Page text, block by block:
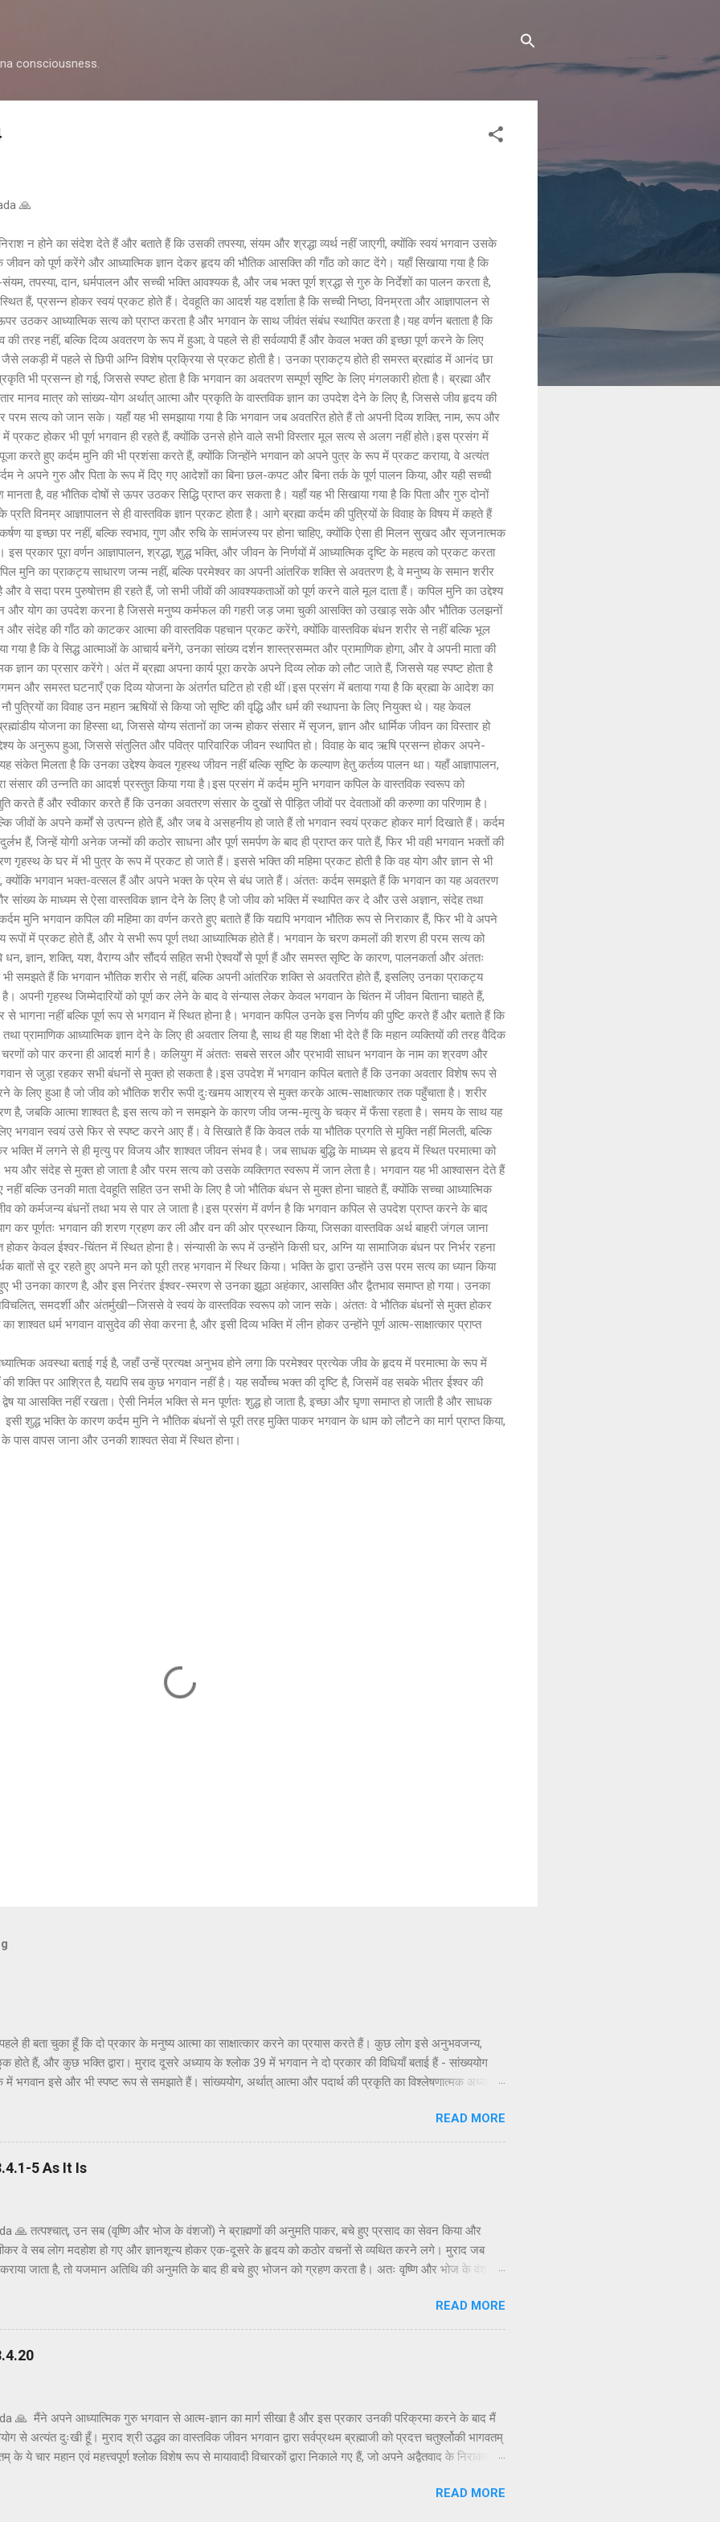
consciousness.
🙏
न होने का संदेश देते हैं और बताते हैं कि उसकी तपस्या, संयम और श्रद्धा व्यर्थ नहीं जाएगी, क्योंकि स्वयं भगवान उसके
को पूर्ण करेंगे और आध्यात्मिक ज्ञान देकर हृदय की भौतिक आसक्ति की गाँठ को काट देंगे। यहाँ सिखाया गया है कि
तपस्या, दान, धर्मपालन और सच्ची भक्ति आवश्यक है, और जब भक्त पूर्ण श्रद्धा से गुरु के निर्देशों का पालन करता है,
हैं, प्रसन्न होकर स्वयं प्रकट होते हैं। देवहूति का आदर्श यह दर्शाता है कि सच्ची निष्ठा, विनम्रता और आज्ञापालन से
उठकर आध्यात्मिक सत्य को प्राप्त करता है और भगवान के साथ जीवंत संबंध स्थापित करता है।यह वर्णन बताता है कि
की तरह नहीं, बल्कि दिव्य अवतरण के रूप में हुआ; वे पहले से ही सर्वव्यापी हैं और केवल भक्त की इच्छा पूर्ण करने के लिए
लकड़ी में पहले से छिपी अग्नि विशेष प्रक्रिया से प्रकट होती है। उनका प्राकट्य होते ही समस्त ब्रह्मांड में आनंद छा
भी प्रसन्न हो गई, जिससे स्पष्ट होता है कि भगवान का अवतरण सम्पूर्ण सृष्टि के लिए मंगलकारी होता है। ब्रह्मा और
मानव मात्र को सांख्य-योग अर्थात् आत्मा और प्रकृति के वास्तविक ज्ञान का उपदेश देने के लिए है, जिससे जीव हृदय की
सत्य को जान सके। यहाँ यह भी समझाया गया है कि भगवान जब अवतरित होते हैं तो अपनी दिव्य शक्ति, नाम, रूप और
प्रकट होकर भी पूर्ण भगवान ही रहते हैं, क्योंकि उनसे होने वाले सभी विस्तार मूल सत्य से अलग नहीं होते।इस प्रसंग में
करते हुए कर्दम मुनि की भी प्रशंसा करते हैं, क्योंकि जिन्होंने भगवान को अपने पुत्र के रूप में प्रकट कराया, वे अत्यंत
ने अपने गुरु और पिता के रूप में दिए गए आदेशों का बिना छल-कपट और बिना तर्क के पूर्ण पालन किया, और यही सच्ची
है, वह भौतिक दोषों से ऊपर उठकर सिद्धि प्राप्त कर सकता है। यहाँ यह भी सिखाया गया है कि पिता और गुरु दोनों
विनम्र आज्ञापालन से ही वास्तविक ज्ञान प्रकट होता है। आगे ब्रह्मा कर्दम की पुत्रियों के विवाह के विषय में कहते हैं
या इच्छा पर नहीं, बल्कि स्वभाव, गुण और रुचि के सामंजस्य पर होना चाहिए, क्योंकि ऐसा ही मिलन सुखद और सृजनात्मक
इस प्रकार पूरा वर्णन आज्ञापालन, श्रद्धा, शुद्ध भक्ति, और जीवन के निर्णयों में आध्यात्मिक दृष्टि के महत्व को प्रकट करता
मुनि का प्राकट्य साधारण जन्म नहीं, बल्कि परमेश्वर का अपनी आंतरिक शक्ति से अवतरण है; वे मनुष्य के समान शरीर
और वे सदा परम पुरुषोत्तम ही रहते हैं, जो सभी जीवों की आवश्यकताओं को पूर्ण करने वाले मूल दाता हैं। कपिल मुनि का उद्देश्य
और योग का उपदेश करना है जिससे मनुष्य कर्मफल की गहरी जड़ जमा चुकी आसक्ति को उखाड़ सके और भौतिक उलझनों
और संदेह की गाँठ को काटकर आत्मा की वास्तविक पहचान प्रकट करेंगे, क्योंकि वास्तविक बंधन शरीर से नहीं बल्कि भूल
है कि वे सिद्ध आत्माओं के आचार्य बनेंगे, उनका सांख्य दर्शन शास्त्रसम्मत और प्रामाणिक होगा, और वे अपनी माता की
ज्ञान का प्रसार करेंगे। अंत में ब्रह्मा अपना कार्य पूरा करके अपने दिव्य लोक को लौट जाते हैं, जिससे यह स्पष्ट होता है
और समस्त घटनाएँ एक दिव्य योजना के अंतर्गत घटित हो रही थीं।इस प्रसंग में बताया गया है कि ब्रह्मा के आदेश का
पुत्रियों का विवाह उन महान ऋषियों से किया जो सृष्टि की वृद्धि और धर्म की स्थापना के लिए नियुक्त थे। यह केवल
योजना का हिस्सा था, जिससे योग्य संतानों का जन्म होकर संसार में सृजन, ज्ञान और धार्मिक जीवन का विस्तार हो
के अनुरूप हुआ, जिससे संतुलित और पवित्र पारिवारिक जीवन स्थापित हो। विवाह के बाद ऋषि प्रसन्न होकर अपने-
मिलता है कि उनका उद्देश्य केवल गृहस्थ जीवन नहीं बल्कि सृष्टि के कल्याण हेतु कर्तव्य पालन था। यहाँ आज्ञापालन,
संसार की उन्नति का आदर्श प्रस्तुत किया गया है।इस प्रसंग में कर्दम मुनि भगवान कपिल के वास्तविक स्वरूप को
करते हैं और स्वीकार करते हैं कि उनका अवतरण संसार के दुखों से पीड़ित जीवों पर देवताओं की करुणा का परिणाम है।
जीवों के अपने कर्मों से उत्पन्न होते हैं, और जब वे असहनीय हो जाते हैं तो भगवान स्वयं प्रकट होकर मार्ग दिखाते हैं। कर्दम
हैं, जिन्हें योगी अनेक जन्मों की कठोर साधना और पूर्ण समर्पण के बाद ही प्राप्त कर पाते हैं, फिर भी वही भगवान भक्तों की
गृहस्थ के घर में भी पुत्र के रूप में प्रकट हो जाते हैं। इससे भक्ति की महिमा प्रकट होती है कि वह योग और ज्ञान से भी
क्योंकि भगवान भक्त-वत्सल हैं और अपने भक्त के प्रेम से बंध जाते हैं। अंततः कर्दम समझते हैं कि भगवान का यह अवतरण
के माध्यम से ऐसा वास्तविक ज्ञान देने के लिए है जो जीव को भक्ति में स्थापित कर दे और उसे अज्ञान, संदेह तथा
मुनि भगवान कपिल की महिमा का वर्णन करते हुए बताते हैं कि यद्यपि भगवान भौतिक रूप से निराकार हैं, फिर भी वे अपने
रूपों में प्रकट होते हैं, और ये सभी रूप पूर्ण तथा आध्यात्मिक होते हैं। भगवान के चरण कमलों की शरण ही परम सत्य को
धन, ज्ञान, शक्ति, यश, वैराग्य और सौंदर्य सहित सभी ऐश्वर्यों से पूर्ण हैं और समस्त सृष्टि के कारण, पालनकर्ता और अंततः
भी समझते हैं कि भगवान भौतिक शरीर से नहीं, बल्कि अपनी आंतरिक शक्ति से अवतरित होते हैं, इसलिए उनका प्राकट्य
है। अपनी गृहस्थ जिम्मेदारियों को पूर्ण कर लेने के बाद वे संन्यास लेकर केवल भगवान के चिंतन में जीवन बिताना चाहते हैं,
से भागना नहीं बल्कि पूर्ण रूप से भगवान में स्थित होना है। भगवान कपिल उनके इस निर्णय की पुष्टि करते हैं और बताते हैं कि
प्रामाणिक आध्यात्मिक ज्ञान देने के लिए ही अवतार लिया है, साथ ही यह शिक्षा भी देते हैं कि महान व्यक्तियों की तरह वैदिक
को पार करना ही आदर्श मार्ग है। कलियुग में अंततः सबसे सरल और प्रभावी साधन भगवान के नाम का श्रवण और
से जुड़ा रहकर सभी बंधनों से मुक्त हो सकता है।इस उपदेश में भगवान कपिल बताते हैं कि उनका अवतार विशेष रूप से
के लिए हुआ है जो जीव को भौतिक शरीर रूपी दुःखमय आश्रय से मुक्त करके आत्म-साक्षात्कार तक पहुँचाता है। शरीर
है, जबकि आत्मा शाश्वत है; इस सत्य को न समझने के कारण जीव जन्म-मृत्यु के चक्र में फँसा रहता है। समय के साथ यह
भगवान स्वयं उसे फिर से स्पष्ट करने आए हैं। वे सिखाते हैं कि केवल तर्क या भौतिक प्रगति से मुक्ति नहीं मिलती, बल्कि
भक्ति में लगने से ही मृत्यु पर विजय और शाश्वत जीवन संभव है। जब साधक बुद्धि के माध्यम से हृदय में स्थित परमात्मा को
और संदेह से मुक्त हो जाता है और परम सत्य को उसके व्यक्तिगत स्वरूप में जान लेता है। भगवान यह भी आश्वासन देते हैं
बल्कि उनकी माता देवहूति सहित उन सभी के लिए है जो भौतिक बंधन से मुक्त होना चाहते हैं, क्योंकि सच्चा आध्यात्मिक
को कर्मजन्य बंधनों तथा भय से पार ले जाता है।इस प्रसंग में वर्णन है कि भगवान कपिल से उपदेश प्राप्त करने के बाद
कर पूर्णतः भगवान की शरण ग्रहण कर ली और वन की ओर प्रस्थान किया, जिसका वास्तविक अर्थ बाहरी जंगल जाना
केवल ईश्वर-चिंतन में स्थित होना है। संन्यासी के रूप में उन्होंने किसी घर, अग्नि या सामाजिक बंधन पर निर्भर रहना
बातों से दूर रहते हुए अपने मन को पूरी तरह भगवान में स्थिर किया। भक्ति के द्वारा उन्होंने उस परम सत्य का ध्यान किया
भी उनका कारण है, और इस निरंतर ईश्वर-स्मरण से उनका झूठा अहंकार, आसक्ति और द्वैतभाव समाप्त हो गया। उनका
समदर्शी और अंतर्मुखी—जिससे वे स्वयं के वास्तविक स्वरूप को जान सके। अंततः वे भौतिक बंधनों से मुक्त होकर
शाश्वत धर्म भगवान वासुदेव की सेवा करना है, और इसी दिव्य भक्ति में लीन होकर उन्होंने पूर्ण आत्म-साक्षात्कार प्राप्त
अवस्था बताई गई है, जहाँ उन्हें प्रत्यक्ष अनुभव होने लगा कि परमेश्वर प्रत्येक जीव के हृदय में परमात्मा के रूप में
शक्ति पर आश्रित है, यद्यपि सब कुछ भगवान नहीं है। यह सर्वोच्च भक्त की दृष्टि है, जिसमें वह सबके भीतर ईश्वर की
या आसक्ति नहीं रखता। ऐसी निर्मल भक्ति से मन पूर्णतः शुद्ध हो जाता है, इच्छा और घृणा समाप्त हो जाती है और साधक
शुद्ध भक्ति के कारण कर्दम मुनि ने भौतिक बंधनों से पूरी तरह मुक्ति पाकर भगवान के धाम को लौटने का मार्ग प्राप्त किया,
पास वापस जाना और उनकी शाश्वत सेवा में स्थित होना।
ही बता चुका हूँ कि दो प्रकार के मनुष्य आत्मा का साक्षात्कार करने का प्रयास करते हैं। कुछ लोग इसे अनुभवजन्य,
होते हैं, और कुछ भक्ति द्वारा। मुराद दूसरे अध्याय के श्लोक 39 में भगवान ने दो प्रकार की विधियाँ बताई हैं - सांख्ययोग
में भगवान इसे और भी स्पष्ट रूप से समझाते हैं। सांख्ययोग, अर्थात् आत्मा और पदार्थ की प्रकृति का विश्लेषणात्मक अध्ययन,
गया है। भगवान ने उनतीसवें श्लोक में भी बताया है कि बुद्धियोग या कृष्णभावनामृत के सिद्धांतों के अनुसार कार्य करने
है; और इसके अतिरिक्त, इस प्रक्रिया में कोई दोष नहीं है। इकसठवें श्लोक में यही सिद्धांत अधिक स्पष्ट रूप से समझाया
(या अधिक विशिष्ट रूप से, कृष्ण पर) ...
READ MORE
5 As It Is
तत्पश्चात्, उन सब (वृष्णि और भोज के वंशजों) ने ब्राह्मणों की अनुमति पाकर, बचे हुए प्रसाद का सेवन किया और
पीकर वे सब लोग मदहोश हो गए और ज्ञानशून्य होकर एक-दूसरे के हृदय को कठोर वचनों से व्यथित करने लगे। मुराद जब
जाता है, तो यजमान अतिथि की अनुमति के बाद ही बचे हुए भोजन को ग्रहण करता है। अतः वृष्णि और भोज के वंशजों
इस प्रकार मदिरापान करने से वे उन्मत्त और विवेकशून्य हो गए, यहाँ तक कि वे एक-दूसरे के साथ अपने संबंध भूल गए और
एक-दूसरे के हृदय को छू गए। मदिरापान इतना हानिकारक है कि इतना सुसंस्कृत परिवार भी नशे की हालत में स्वयं को भूल
इस प्रकार स्वयं को भूलने की अपेक्षा नहीं की गई थी, परन्तु ईश्वर की इच्छा से ऐसा हुआ, और इस प्रकार वे एक-दूसरे...
READ MORE
🙏 मैंने अपने आध्यात्मिक गुरु भगवान से आत्म-ज्ञान का मार्ग सीखा है और इस प्रकार उनकी परिक्रमा करने के बाद मैं
से अत्यंत दुःखी हूँ। मुराद श्री उद्धव का वास्तविक जीवन भगवान द्वारा सर्वप्रथम ब्रह्माजी को प्रदत्त चतुर्श्लोकी भागवतम्
के ये चार महान एवं महत्त्वपूर्ण श्लोक विशेष रूप से मायावादी विचारकों द्वारा निकाले गए हैं, जो अपने अद्वैतवाद के निराकार
विद्यार्थी समझ सकते हैं । अनाधिकृत रूप से सट्टेबाज़ भगवान श्रीकृष्ण के चरणकमलों में अपराधी हैं क्योंकि वेREAD MORE